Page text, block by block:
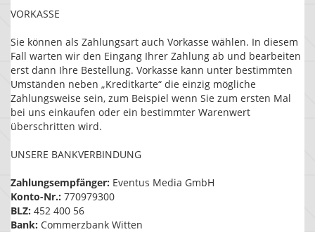
VORKASSE
Sie können als Zahlungsart auch Vorkasse wählen. In diesem
Fall warten wir den Eingang Ihrer Zahlung ab und bearbeiten
erst dann Ihre Bestellung. Vorkasse kann unter bestimmten
Umständen neben „Kreditkarte“ die einzig mögliche
Zahlungsweise sein, zum Beispiel wenn Sie zum ersten Mal
bei uns einkaufen oder ein bestimmter Warenwert
überschritten wird.
UNSERE BANKVERBINDUNG
Zahlungsempfänger: Eventus Media GmbH
Konto-Nr.: 770979300
BLZ: 452 400 56
Bank: Commerzbank Witten